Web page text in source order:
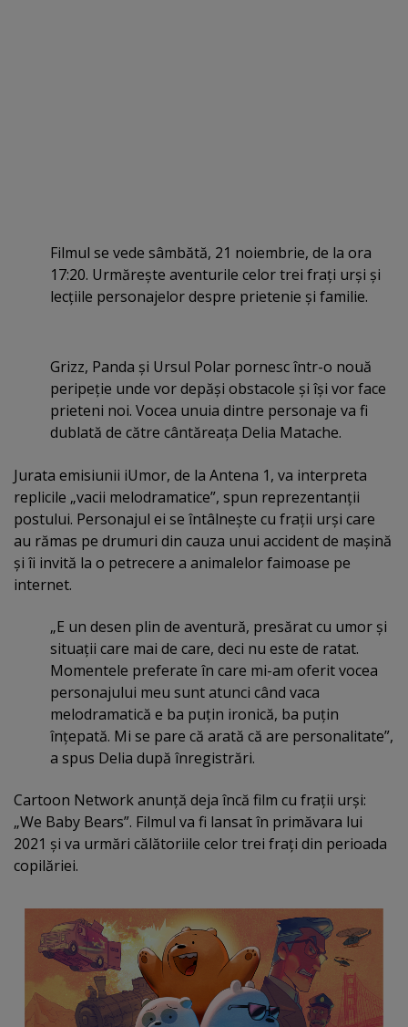
Filmul se vede sâmbătă, 21 noiembrie, de la ora
17:20. Urmăreşte aventurile celor trei fraţi urşi şi
lecţiile personajelor despre prietenie şi familie.
Grizz, Panda şi Ursul Polar pornesc într-o nouă
peripeţie unde vor depăşi obstacole şi îşi vor face
prieteni noi. Vocea unuia dintre personaje va fi
dublată de către cântăreaţa Delia Matache.
Jurata emisiunii iUmor, de la Antena 1, va interpreta
replicile „vacii melodramatice”, spun reprezentanţii
postului. Personajul ei se întâlneşte cu fraţii urşi care
au rămas pe drumuri din cauza unui accident de maşină
şi îi invită la o petrecere a animalelor faimoase pe
internet.
„E un desen plin de aventură, presărat cu umor şi
situaţii care mai de care, deci nu este de ratat.
Momentele preferate în care mi-am oferit vocea
personajului meu sunt atunci când vaca
melodramatică e ba puţin ironică, ba puţin
înţepată. Mi se pare că arată că are personalitate”,
a spus Delia după înregistrări.
Cartoon Network anunţă deja încă film cu fraţii urşi:
„We Baby Bears”. Filmul va fi lansat în primăvara lui
2021 şi va urmări călătoriile celor trei fraţi din perioada
copilăriei.